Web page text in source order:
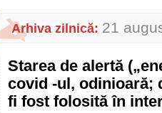
Arhiva zilnică: 21
Starea de alertă
covid -ul, odinioară;
fi fost folosită în